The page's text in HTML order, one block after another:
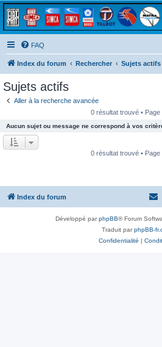
FAQ
Index du forum Rechercher Sujets actifs
Sujets actifs
Aller à la recherche avancée
0 résultat trouvé • Page
Aucun sujet ou message ne correspond à vos
0 résultat trouvé • Page
Index du forum
Développé parphpBB® Forum
Traduit parphpBB-
Confidentialité |